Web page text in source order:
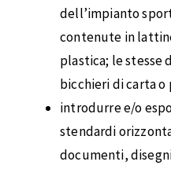
dell’impianto
contenute in
plastica; le stesse
bicchieri di carta o
introdurre e/o
stendardi
documenti,